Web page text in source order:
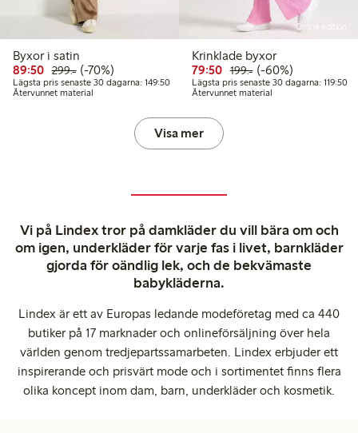
Byxor i satin
89:50 Rabatterat pris: 89,50 kr
299:-Ordinarie pris: 299,00 kr
70% rabatt
(-70%)
Lägsta pris senaste 30 dagarna: 149:50Lägsta pris senaste 30 dagarna: 149,50 kr
Återvunnet material
Online edition
Krinklade byxor
79:50 Rabatterat pris: 79,50 kr
199:-Ordinarie pris:
60% rabatt
(-60%)
Lägsta pris senaste 30 dagarna: 119:50
Återvunnet material
Visa mer
Vi på Lindex tror på damkläder du vill bära om och
om igen, underkläder för varje fas i livet, barnkläder
gjorda för oändlig lek, och de bekvämaste
babykläderna.
Lindex är ett av Europas ledande modeföretag med ca 440
butiker på 17 marknader och onlineförsäljning över hela
världen genom tredjepartssamarbeten. Lindex erbjuder ett
inspirerande och prisvärt mode och i sortimentet finns flera
olika koncept inom dam, barn, underkläder och kosmetik.